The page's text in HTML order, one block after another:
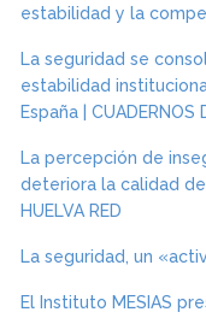
estabilidad y la
La seguridad se
estabilidad
España | CUADERNOS
La percepción de
deteriora la calidad de
HUELVA RED
La seguridad, un
El Instituto MESIAS